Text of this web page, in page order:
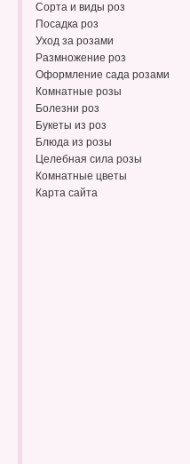
Сорта и виды роз
Посадка роз
Уход за розами
Размножение роз
Оформление сада розами
Комнатные розы
Болезни роз
Букеты из роз
Блюда из розы
Целебная сила розы
Комнатные цветы
Карта сайта